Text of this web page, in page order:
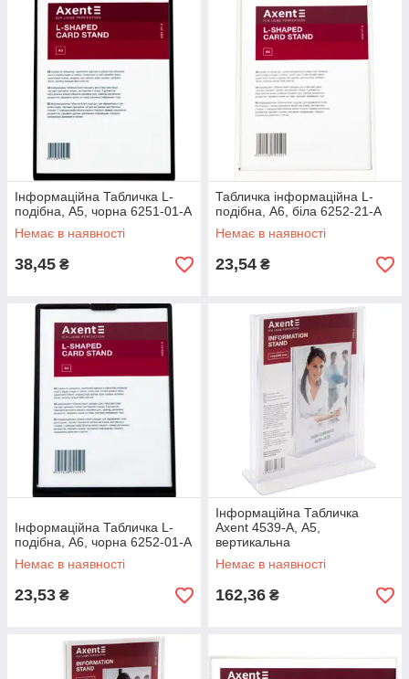
Інформаційна Табличка L-
подібна, A5, чорна 6251-01-A
Немає в наявності
38,45 ₴
Табличка інформаційна L-
подібна, A6, біла 6252-21-A
Немає в наявності
23,54 ₴
Інформаційна Табличка L-
подібна, A6, чорна 6252-01-A
Немає в наявності
23,53 ₴
Інформаційна Табличка
Axent 4539-A, А5,
вертикальна
Немає в наявності
162,36 ₴